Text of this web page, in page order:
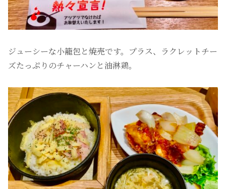
ジューシーな小籠包と焼売です。プラス、ラクレットチー
ズたっぷりのチャーハンと油淋鶏。